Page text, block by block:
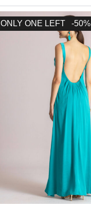
ONLY ONE LEFT -50%